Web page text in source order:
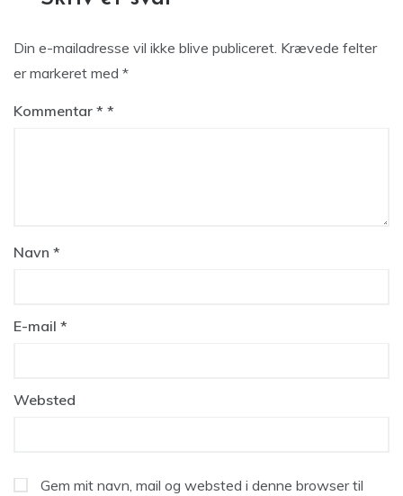
Din e-mailadresse vil ikke blive publiceret. Krævede felter
er markeret med *
Kommentar *
Navn *
E-mail *
Websted
Gem mit navn, mail og websted i denne browser til